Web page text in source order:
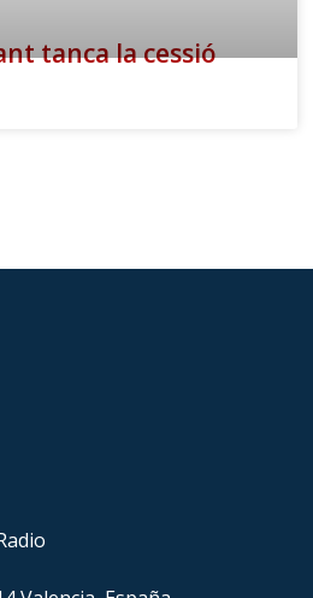
tanca la cessió